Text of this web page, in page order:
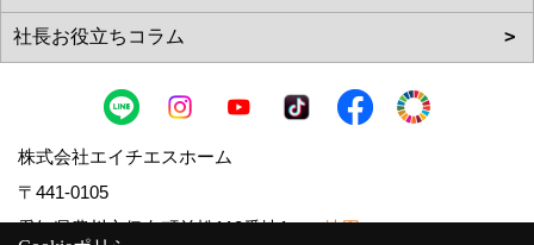
株式会社エイチエスホーム
〒441-0105
愛知県豊川市伊奈町並松112番地1
地図